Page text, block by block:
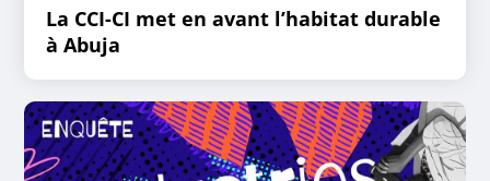
La CCI-CI met en avant l’habitat durable
à Abuja